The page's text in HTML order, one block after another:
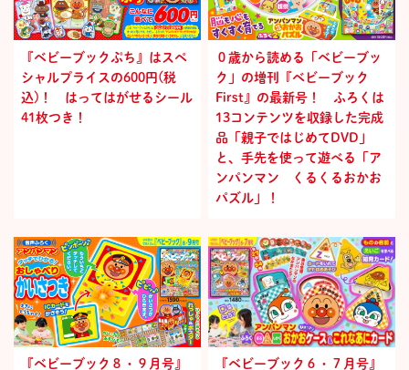
『ベビーブックぷち』はスペ
シャルプライスの600円(税
込)！ はってはがせるシール
41枚つき！
０歳から読める「ベビーブッ
ク」の増刊『ベビーブック
First』の最新号！ ふろくは
13コンテンツを収録した完成
品「親子ではじめてDVD」
と、手先を使って遊べる「ア
ンパンマン くるくるおかお
パズル」！
『ベビーブック８・９月号』
『ベビーブック６・７月号』